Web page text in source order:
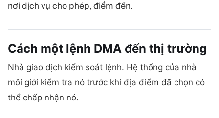
nơi dịch vụ cho phép, điểm đến.
Cách một lệnh DMA đến thị trường
Nhà giao dịch kiểm soát lệnh. Hệ thống của nhà
môi giới kiểm tra nó trước khi địa điểm đã chọn có
thể chấp nhận nó.